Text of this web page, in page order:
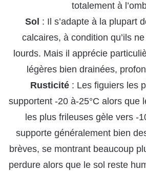
totalement à
Sol : Il s’adapte à la plupart
calcaires, à condition qu’ils
lourds. Mais il apprécie
légères bien drainées,
Rusticité: Les figuiers les
supportent -20 à-25°C alors que
les plus frileuses gèle vers -
supporte généralement bien
brèves, se montrant beaucoup
perdure alors que le sol reste